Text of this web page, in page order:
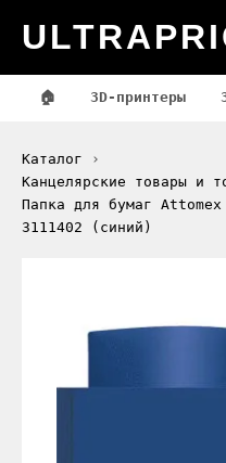
🏠 3D-принтеры
Каталог
Канцелярские товары и
Папка для бумаг Attomex
3111402 (синий)